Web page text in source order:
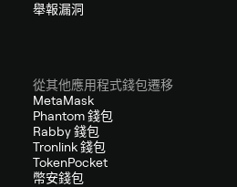
舉報漏洞
從其他應用程式錢包遷移
MetaMask
Phantom 錢包
Rabby 錢包
Tronlink 錢包
TokenPocket
幣安錢包